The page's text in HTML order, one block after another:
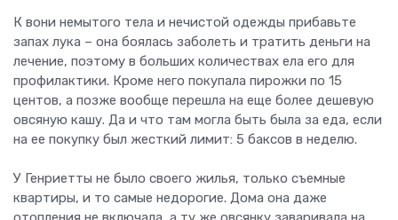
К вони немытого тела и нечистой одежды прибавьте
запах лука – она боялась заболеть и тратить деньги на
лечение, поэтому в больших количествах ела его для
профилактики. Кроме него покупала пирожки по 15
центов, а позже вообще перешла на еще более дешевую
овсяную кашу. Да и что там могла быть была за еда, если
на ее покупку был жесткий лимит: 5 баксов в неделю.
У Генриетты не было своего жилья, только съемные
квартиры, и то самые недорогие. Дома она даже